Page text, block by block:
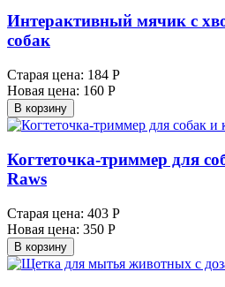
Интерактивный мячик с
собак
Старая цена: 184 Р
Новая цена: 160 Р
В корзину
Когтеточка-триммер для
Raws
Старая цена: 403 Р
Новая цена: 350 Р
В корзину